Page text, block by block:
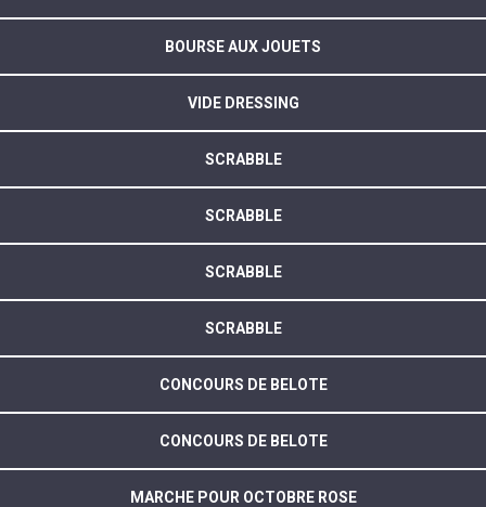
BOURSE AUX JOUETS
VIDE DRESSING
SCRABBLE
SCRABBLE
SCRABBLE
SCRABBLE
CONCOURS DE BELOTE
CONCOURS DE BELOTE
MARCHE POUR OCTOBRE ROSE